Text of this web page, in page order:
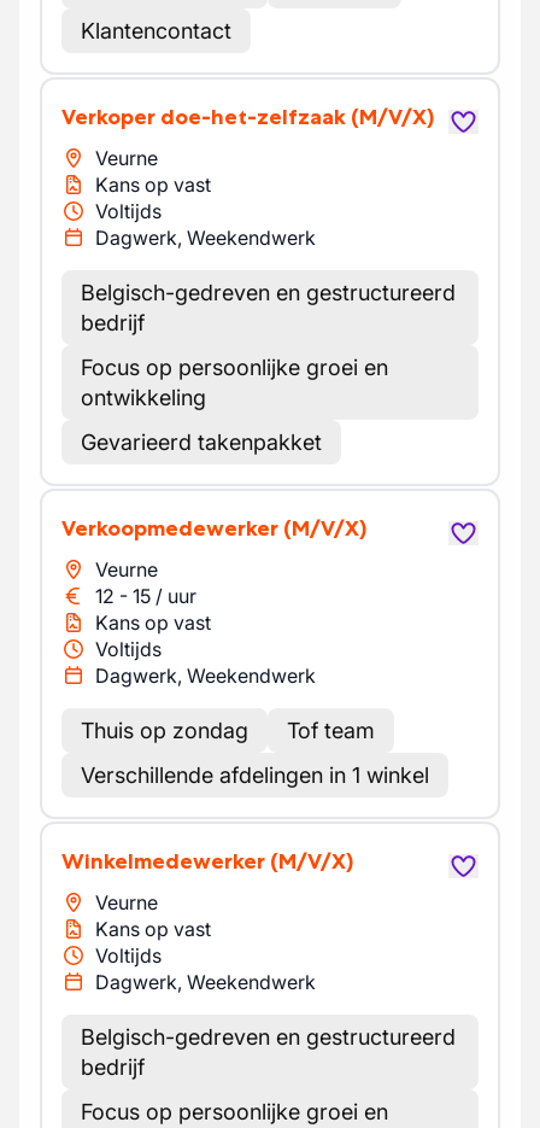
Klantencontact
Verkoper doe-het-zelfzaak (M/V/X)
Veurne
Kans op vast
Voltijds
Dagwerk, Weekendwerk
Belgisch-gedreven en gestructureerd
bedrijf
Focus op persoonlijke groei en
ontwikkeling
Gevarieerd takenpakket
Verkoopmedewerker (M/V/X)
Veurne
12 - 15 / uur
Kans op vast
Voltijds
Dagwerk, Weekendwerk
Thuis op zondag
Tof team
Verschillende afdelingen in 1 winkel
Winkelmedewerker (M/V/X)
Veurne
Kans op vast
Voltijds
Dagwerk, Weekendwerk
Belgisch-gedreven en gestructureerd
bedrijf
Focus op persoonlijke groei en